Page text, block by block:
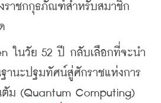
ราชกกุธภัณฑ์สำหรับสมาชิก
ในวัย 52 ปี กลับเลือกที่จะนำ
านะปฐมทัศน์สู่ศักราชแห่งการ